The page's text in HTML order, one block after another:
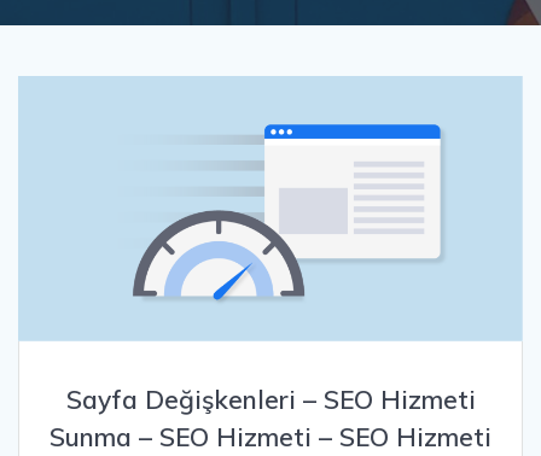
Sayfa Değişkenleri – SEO Hizmeti
Sunma – SEO Hizmeti – SEO Hizmeti